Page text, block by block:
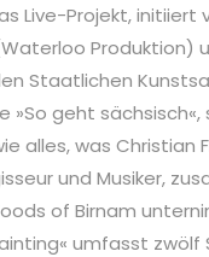
Live-Projekt, initiiert
Produktion)
Staatlichen
»So geht sächsisch«,
alles, was Christian
und Musiker,
of Birnam
umfasst zwölf